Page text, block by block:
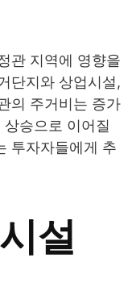
관 지역에 영향을
단지와 상업시설,
의 주거비는 증가
승으로 이어질
투자자들에게 추
설